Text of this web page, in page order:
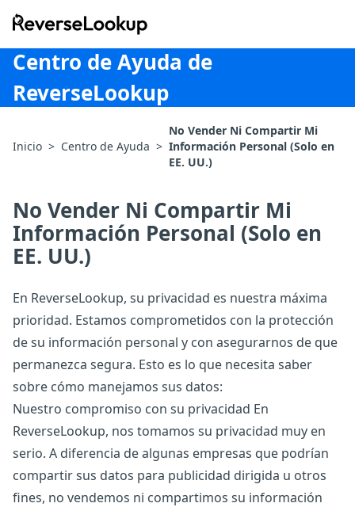
ReverseLookup
Centro de Ayuda de
ReverseLookup
Inicio > Centro de Ayuda >
No Vender Ni Compartir Mi
Información Personal (Solo en
EE. UU.)
No Vender Ni Compartir Mi
Información Personal (Solo en
EE. UU.)
En ReverseLookup, su privacidad es nuestra máxima
prioridad. Estamos comprometidos con la protección
de su información personal y con asegurarnos de que
permanezca segura. Esto es lo que necesita saber
sobre cómo manejamos sus datos:
Nuestro compromiso con su privacidad En
ReverseLookup, nos tomamos su privacidad muy en
serio. A diferencia de algunas empresas que podrían
compartir sus datos para publicidad dirigida u otros
fines, no vendemos ni compartimos su información